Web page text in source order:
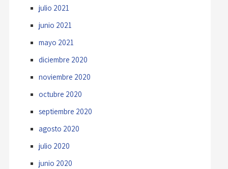
julio 2021
junio 2021
mayo 2021
diciembre 2020
noviembre 2020
octubre 2020
septiembre 2020
agosto 2020
julio 2020
junio 2020